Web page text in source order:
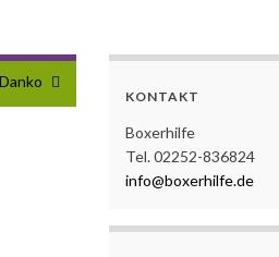
KONTAKT
Boxerhilfe
Tel. 02252-836824
info@boxerhilfe.de